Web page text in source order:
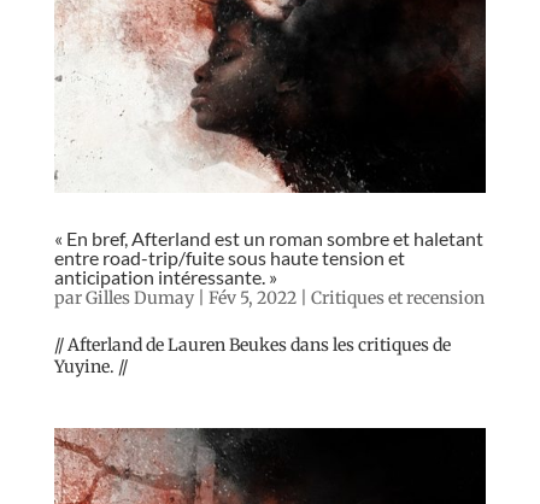
« En bref, Afterland est un roman sombre et haletant
entre road-trip/fuite sous haute tension et
anticipation intéressante. »
parGilles Dumay| Fév 5, 2022| Critiques et recension
// Afterland de Lauren Beukes dans les critiques de
Yuyine. //